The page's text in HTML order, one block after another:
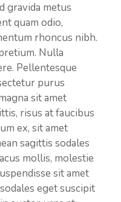
gravida metus
quam odio,
rhoncus nibh.
Nulla
Pellentesque
purus
sit amet
risus at faucibus
ex, sit amet
sagittis sodales
mollis, molestie
sit amet
eget suscipit